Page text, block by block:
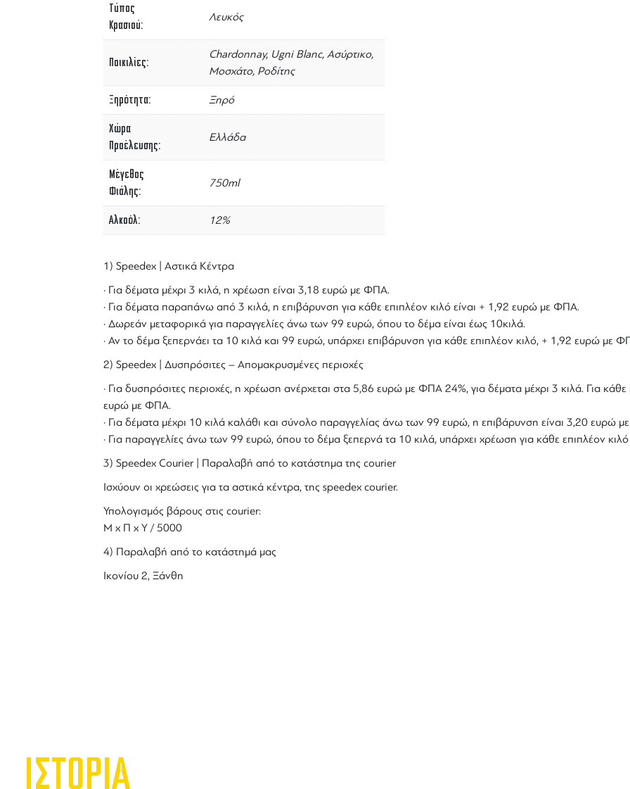
Τύπος
Κρασιού
Λευκός
Ποικιλίες
Chardonnay, Ugni Blanc, Ασύρτικο,
Μοσχάτο, Ροδίτης
Ξηρότητα Ξηρό
Χώρα
Προέλευσης
Ελλάδα
Μέγεθος
Φιάλης
750ml
Αλκοόλ 12%
1) Speedex | Αστικά Κέντρα
· Για δέματα μέχρι 3 κιλά, η χρέωση είναι 3,18 ευρώ με ΦΠΑ.
· Για δέματα παραπάνω από 3 κιλά, η επιβάρυνση για κάθε επιπλέον κιλό είναι + 1,92 ευρώ με ΦΠΑ.
· Δωρεάν μεταφορικά για παραγγελίες άνω των 99 ευρώ, όπου το δέμα είναι έως 10κιλά.
· Αν το δέμα ξεπερνάει τα 10 κιλά και 99 ευρώ, υπάρχει επιβάρυνση για κάθε επιπλέον κιλό, + 1,92 ευρώ με
2) Speedex | Δυσπρόσιτες – Απομακρυσμένες περιοχές
· Για δυσπρόσιτες περιοχές, η χρέωση ανέρχεται στα 5,86 ευρώ με ΦΠΑ 24%, για δέματα μέχρι 3 κιλά. Για
ευρώ με ΦΠΑ.
· Για δέματα μέχρι 10 κιλά καλάθι και σύνολο παραγγελίας άνω των 99 ευρώ, η επιβάρυνση είναι 3,20 ευρώ
· Για παραγγελίες άνω των 99 ευρώ, όπου το δέμα ξεπερνά τα 10 κιλά, υπάρχει χρέωση για κάθε επιπλέον
3) Speedex Courier | Παραλαβή από το κατάστημα της courier
Ισχύουν οι χρεώσεις για τα αστικά κέντρα, της speedex courier.
Υπολογισμός βάρους στις courier:
Μ x Π x Y / 5000
4) Παραλαβή από το κατάστημά μας
Ικονίου 2, Ξάνθη
ΙΣΤΟΡΙΑ